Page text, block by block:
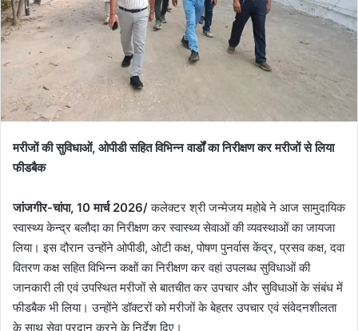
मरीजों की सुविधाओं, ओपीडी सहित विभिन्न वार्डों का निरीक्षण कर मरीजों से लिया
फीडबैक
जांजगीर-चांपा, 10 मार्च 2026/कलेक्टर श्री जन्मेजय महोबे ने आज सामुदायिक
स्वास्थ्य केन्द्र बलौदा का निरीक्षण कर स्वास्थ्य सेवाओं की व्यवस्थाओं का जायजा
लिया। इस दौरान उन्होंने ओपीडी, ओटी कक्ष, पोषण पुनर्वास केंद्र, प्रसव कक्ष, दवा
वितरण कक्ष सहित विभिन्न कक्षों का निरीक्षण कर वहां उपलब्ध सुविधाओं की
जानकारी ली एवं उपस्थित मरीजों से बातचीत कर उपचार और सुविधाओं के संबंध में
फीडबैक भी लिया। उन्होंने डॉक्टरों को मरीजों के बेहतर उपचार एवं संवेदनशीलता
के साथ सेवा प्रदान करने के निर्देश दिए।